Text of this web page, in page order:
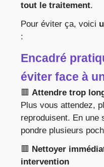
tout le traitement.
Pour éviter ça, voici
:
Encadré
éviter face à
🟥 Attendre trop
Plus vous attendez,
reproduisent. En une
pondre plusieurs
🟥 Nettoyer
intervention